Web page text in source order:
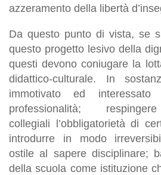
azzeramento della libertà
Da questo punto di vista, se
questo progetto lesivo della
questi devono coniugare la
didattico-culturale. In
immotivato ed
professionalità;
collegiali l’obbligatorietà di
introdurre in modo
ostile al sapere disciplinare;
della scuola come istituzione